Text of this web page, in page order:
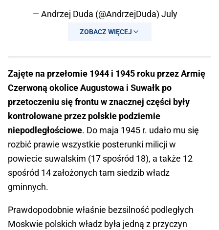
— Andrzej Duda (@AndrzejDuda) July
ZOBACZ WIĘCEJ
Zajęte na przełomie 1944 i 1945 roku przez Armię
Czerwoną okolice Augustowa i Suwałk po
przetoczeniu się frontu w znacznej części były
kontrolowane przez polskie podziemie
niepodległościowe. Do maja 1945 r. udało mu się
rozbić prawie wszystkie posterunki milicji w
powiecie suwalskim (17 spośród 18), a także 12
spośród 14 założonych tam siedzib władz
gminnych.
Prawdopodobnie właśnie bezsilność podległych
Moskwie polskich władz była jedną z przyczyn